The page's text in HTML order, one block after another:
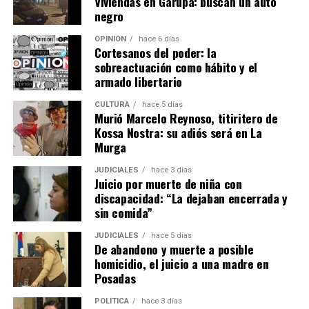
Se podrá presentar documentos digitales en los
Registros de la Propiedad de todo el país, aunque en
algunas jurisdicciones ya se permiten.
El proyecto modifica la ley “Pierri” de regularización
vivienda única para las familias que tengan una posesión
pública durante los 10 años anteriores para poder
acceder a ese beneficio.
Andresito, San Antonio, Eldorado, Puerto Piray,
Montecarlo, El Alcázar, Puerto Rico. “Estos municipios
conforman un corredor estratégico de fuerte presencia
de capitales extranjeros en el norte de nuestra
provincia”, lamentaron.
Alrededor de 400 personas marcharon en la capital provincial
negro
OPINIÓN hace 6 días
Cortesanos del poder: la
sobreactuación como hábito y el
armado libertario
CULTURA hace 5 días
Murió Marcelo Reynoso, titiritero de
Kossa Nostra: su adiós será en La
Murga
JUDICIALES hace 3 días
Juicio por muerte de niña con
discapacidad: “La dejaban encerrada y
sin comida”
JUDICIALES hace 5 días
De abandono y muerte a posible
homicidio, el juicio a una madre en
Posadas
POLÍTICA hace 3 días